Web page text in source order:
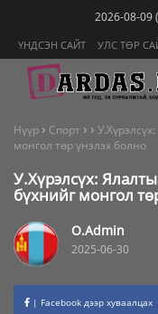
2026-08-09
ҮНДСЭН САЙТ УЛС ТӨР
Нүүр Спорт
монгол төр үнэлэх болно
У.Хүрэлсүх:
бүхнийг монгол
O.Admin
2025-06-30
| Facebook дээр хуваалцах